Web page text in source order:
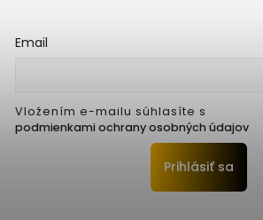
Email
Vložením e-mailu súhlasíte s
podmienkami ochrany osobných údajov
Prihlásiť sa